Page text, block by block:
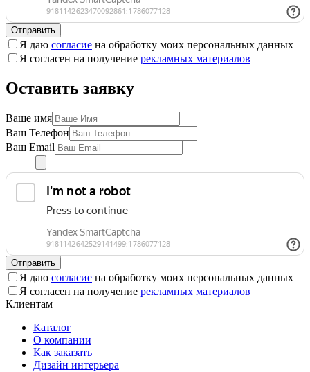
Отправить
Я даю согласие на обработку моих персональных данных
Я согласен на получение рекламных материалов
Оставить заявку
Ваше имя
Ваш Телефон
Ваш Email
Отправить
Я даю согласие на обработку моих персональных данных
Я согласен на получение рекламных материалов
Клиентам
Каталог
О компании
Как заказать
Дизайн интерьера